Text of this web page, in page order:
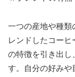
一つの産地や種類
レンドしたコー
の特徴を引き出し
す。自分の好みや